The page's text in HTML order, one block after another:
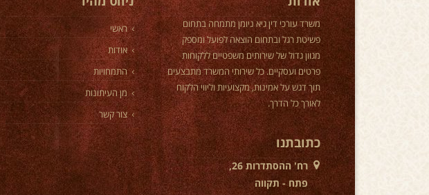
ראשי
אודות
התמחויות
מן העיתונות
צור קשר
משרד עורכי דין גיא ניומן מתמחה בתחום
פשיטת רגל ובתחום הוצאה לפועל ומספק
מגוון גדול של שירותים משפטיים ללקוחות
פרטים ועסקיים. כל שירותי המשרד מתבצעים
תוך דגש על אמינות, מקצועיות וליווי הלקוח
לאורך כל הדרך.
כתובתנו
רח' ההסתדרות 26,
פתח - תקווה